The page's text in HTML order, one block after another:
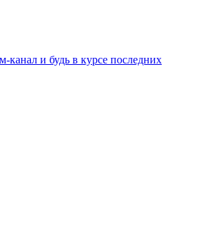
канал и будь в курсе последних